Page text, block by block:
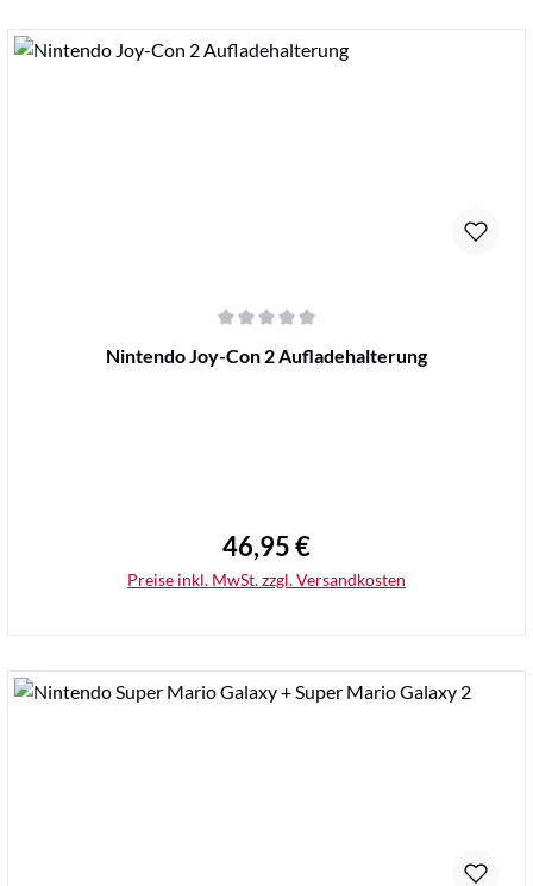
Durchschnittliche Bewertung von 0 von 5 Sternen
Nintendo Joy-Con 2 Aufladehalterung
Regulärer Preis:
46,95 €
Preise inkl. MwSt. zzgl. Versandkosten